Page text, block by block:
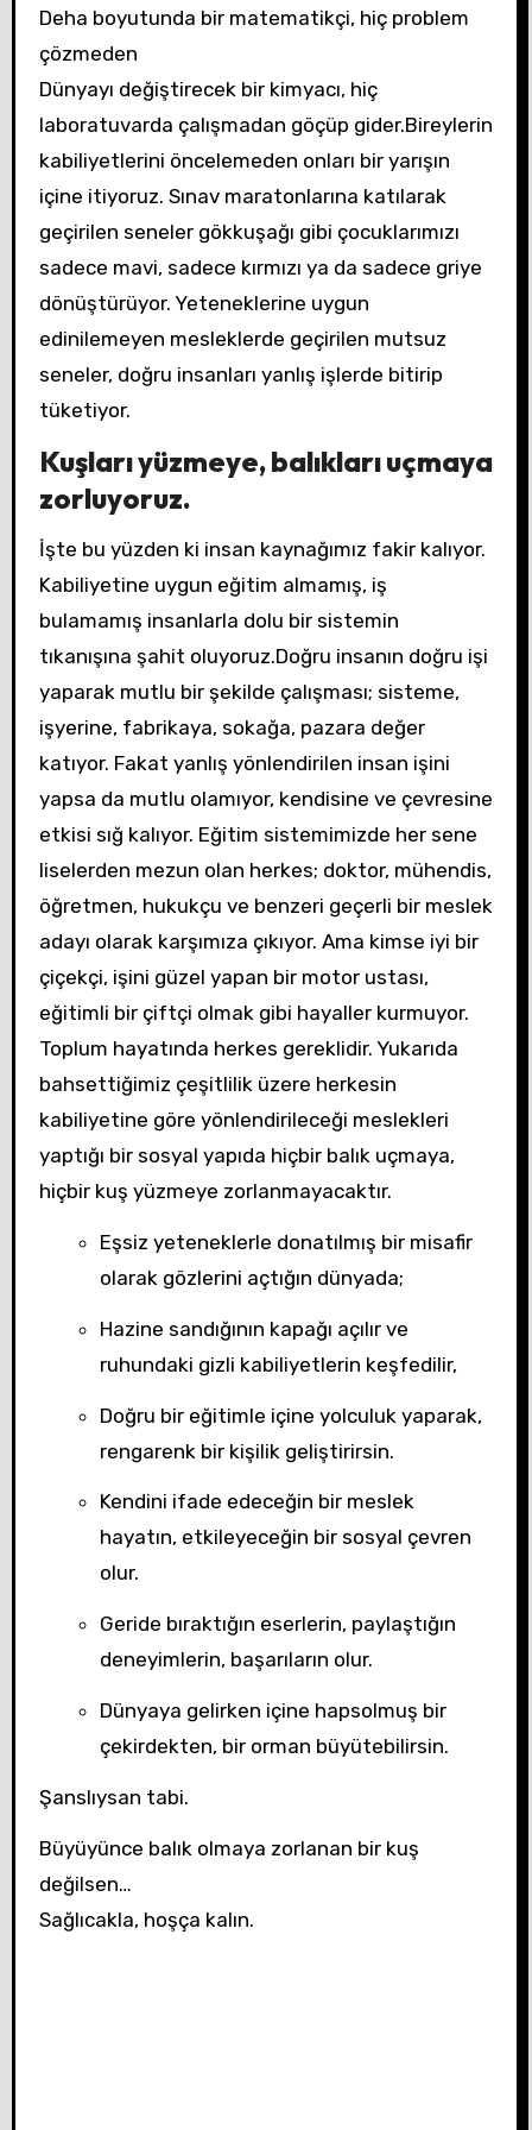
Deha boyutunda bir matematikçi, hiç problem
çözmeden
Dünyayı değiştirecek bir kimyacı, hiç
laboratuvarda çalışmadan göçüp gider.Bireylerin
kabiliyetlerini öncelemeden onları bir yarışın
içine itiyoruz. Sınav maratonlarına katılarak
geçirilen seneler gökkuşağı gibi çocuklarımızı
sadece mavi, sadece kırmızı ya da sadece griye
dönüştürüyor. Yeteneklerine uygun
edinilemeyen mesleklerde geçirilen mutsuz
seneler, doğru insanları yanlış işlerde bitirip
tüketiyor.
Kuşları yüzmeye, balıkları uçmaya
zorluyoruz.
İşte bu yüzden ki insan kaynağımız fakir kalıyor.
Kabiliyetine uygun eğitim almamış, iş
bulamamış insanlarla dolu bir sistemin
tıkanışına şahit oluyoruz.Doğru insanın doğru işi
yaparak mutlu bir şekilde çalışması; sisteme,
işyerine, fabrikaya, sokağa, pazara değer
katıyor. Fakat yanlış yönlendirilen insan işini
yapsa da mutlu olamıyor, kendisine ve çevresine
etkisi sığ kalıyor. Eğitim sistemimizde her sene
liselerden mezun olan herkes; doktor, mühendis,
öğretmen, hukukçu ve benzeri geçerli bir meslek
adayı olarak karşımıza çıkıyor. Ama kimse iyi bir
çiçekçi, işini güzel yapan bir motor ustası,
eğitimli bir çiftçi olmak gibi hayaller kurmuyor.
Toplum hayatında herkes gereklidir. Yukarıda
bahsettiğimiz çeşitlilik üzere herkesin
kabiliyetine göre yönlendirileceği meslekleri
yaptığı bir sosyal yapıda hiçbir balık uçmaya,
hiçbir kuş yüzmeye zorlanmayacaktır.
Eşsiz yeteneklerle donatılmış bir misafir
olarak gözlerini açtığın dünyada;
Hazine sandığının kapağı açılır ve
ruhundaki gizli kabiliyetlerin keşfedilir,
Doğru bir eğitimle içine yolculuk yaparak,
rengarenk bir kişilik geliştirirsin.
Kendini ifade edeceğin bir meslek
hayatın, etkileyeceğin bir sosyal çevren
olur.
Geride bıraktığın eserlerin, paylaştığın
deneyimlerin, başarıların olur.
Dünyaya gelirken içine hapsolmuş bir
çekirdekten, bir orman büyütebilirsin.
Şanslıysan tabi.
Büyüyünce balık olmaya zorlanan bir kuş
değilsen…
Sağlıcakla, hoşça kalın.